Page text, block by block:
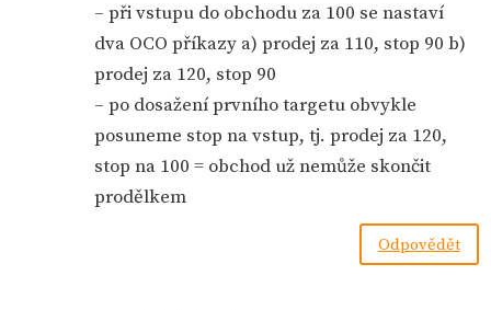
– při vstupu do obchodu za 100 se nastaví
dva OCO příkazy a) prodej za 110, stop 90 b)
prodej za 120, stop 90
– po dosažení prvního targetu obvykle
posuneme stop na vstup, tj. prodej za 120,
stop na 100 = obchod už nemůže skončit
prodělkem
Odpovědět